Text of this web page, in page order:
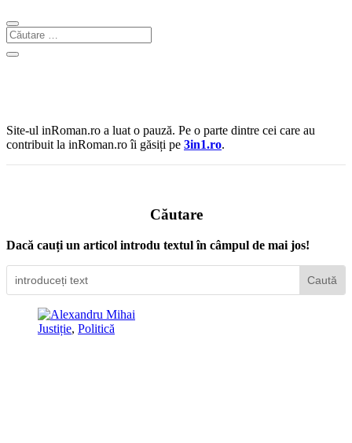
Site-ul inRoman.ro a luat o pauză. Pe o parte dintre cei care au
contribuit la inRoman.ro îi găsiți pe 3in1.ro.
Căutare
Dacă cauți un articol introdu textul în câmpul de mai jos!
Justiție, Politică